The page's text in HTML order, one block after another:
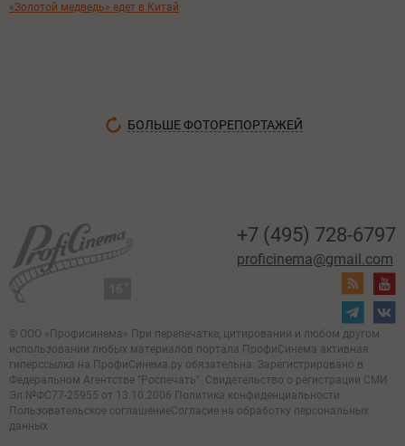
«Золотой медведь» едет в Китай
БОЛЬШЕ ФОТОРЕПОРТАЖЕЙ
+7 (495) 728-6797
proficinema@gmail.com
© ООО «Профисинема» При перепечатке, цитировании и любом другом
использовании любых материалов портала ПрофиСинема активная
гиперссылка на ПрофиСинема.ру обязательна. Зарегистрировано в
Федеральном Агентстве "Роспечать". Свидетельство о регистрации СМИ
Эл.№ФС77-25955 от 13.10.2006 Политика конфиденциальности
Пользовательское соглашениеСогласие на обработку персональных
данных